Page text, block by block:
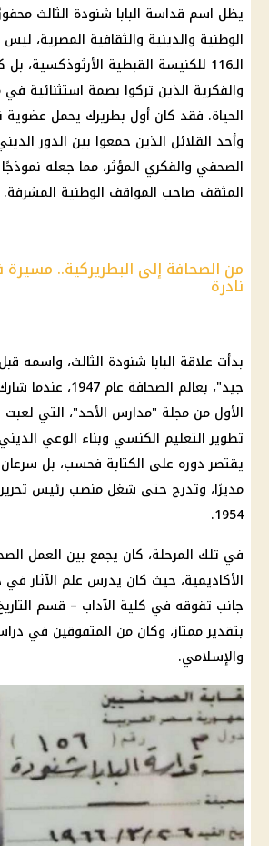
يظل اسم قداسة البابا شنودة الثالث
الوطنية والدينية والثقافية المصرية، ليس
الـ116 للكنيسة القبطية الأرثوذكسية،
والفكرية الذين تركوا بصمة استثنائية
الحياة. فقد كان أول بطريرك يحمل عضوية
وأحد القلائل الذين جمعوا بين الدور
الصحفي والفكري المؤثر، مما جعله
المثقف صاحب المواقف الوطنية المشرفة.
من الصحافة إلى البطريركية.. مسيرة
نادرة
بدأت علاقة البابا شنودة الثالث، واسمه
جيد"، بعالم الصحافة
الأول من مجلة "مدارس الأحد"، التي
تطويرالتعليم الكنسي وبناء الوعي
يقتصر دوره على الكتابة فحسب، بل سرعان
مديرًا، وتدرج حتى شغل منصب رئيس
1954.
في تلك المرحلة، كان يجمع بين العمل
الأكاديمية، حيث كان يدرس علم الآثار في
جانب تفوقه في كلية الآداب – قسم
بتقدير ممتاز، وكان من المتفوقين في
والإسلامي.